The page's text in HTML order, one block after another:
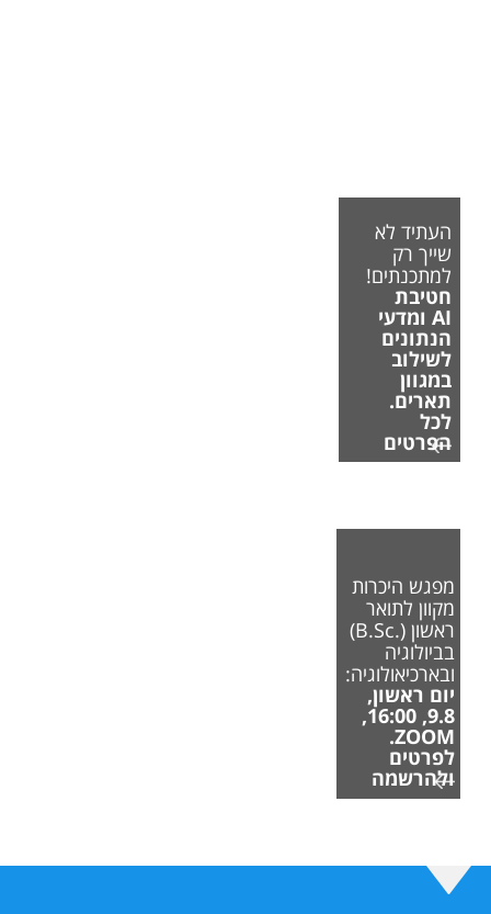
העתיד לא
שייך רק
למתכנתים!
חטיבת
AI ומדעי
הנתונים
לשילוב
במגוון
תארים.
לכל
הפרטים
מפגש היכרות
מקוון לתואר
ראשון (.B.Sc)
בביולוגיה
ובארכיאולוגיה:
יום ראשון,
9.8, 16:00,
ZOOM.
לפרטים
ולהרשמה